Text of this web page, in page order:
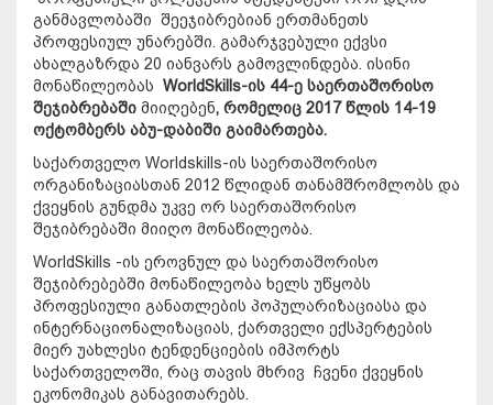
განმავლობაში შეეჯიბრებიან ერთმანეთს
პროფესიულ უნარებში. გამარჯვებული ექვსი
ახალგაზრდა 20 იანვარს გამოვლინდება. ისინი
მონაწილეობას WorldSkills-ის 44-ე საერთაშორისო
შეჯიბრებაში მიიღებენ, რომელიც 2017წლის 14-19
ოქტომბერს აბუ-დაბიში გაიმართება.
საქართველო Worldskills-ის საერთაშორისო
ორგანიზაციასთან 2012 წლიდან თანამშრომლობს და
ქვეყნის გუნდმა უკვე ორ საერთაშორისო
შეჯიბრებაში მიიღო მონაწილეობა.
WorldSkills -ის ეროვნულ და საერთაშორისო
შეჯიბრებებში მონაწილეობა ხელს უწყობს
პროფესიული განათლების პოპულარიზაციასა და
ინტერნაციონალიზაციას, ქართველი ექსპერტების
მიერ უახლესი ტენდენციების იმპორტს
საქართველოში, რაც თავის მხრივ ჩვენი ქვეყნის
ეკონომიკას განავითარებს.